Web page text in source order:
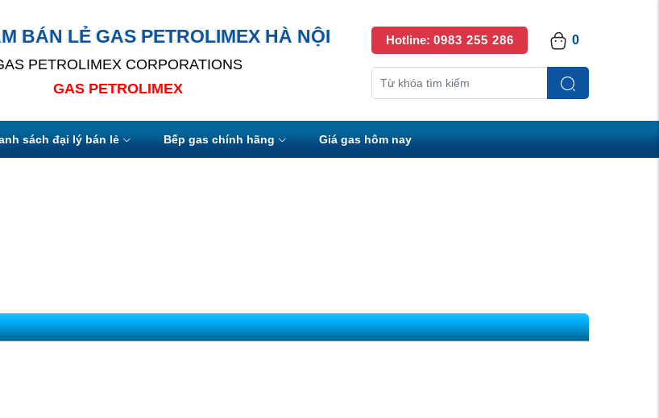
BÁN LẺ GAS PETROLIMEX HÀ NỘI
PETROLIMEX CORPORATIONS
GAS PETROLIMEX
Hotline: 0983 255 286 0
sách đại lý bán lẻ Bếp gas chính hãng Giá gas hôm nay